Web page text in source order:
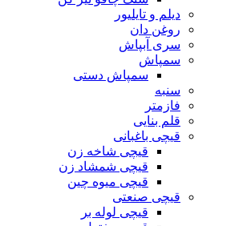
دیلم و تایلیور
روغن دان
سری آبپاش
سمپاش
سمپاش دستی
سنبه
فازمتر
قلم بنایی
قیچی باغبانی
قیچی شاخه زن
قیچی شمشاد زن
قیچی میوه چین
قیچی صنعتی
قیچی لوله بر